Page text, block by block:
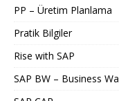
PP – Üretim Planlama
Pratik Bilgiler
Rise with SAP
SAP BW – Business